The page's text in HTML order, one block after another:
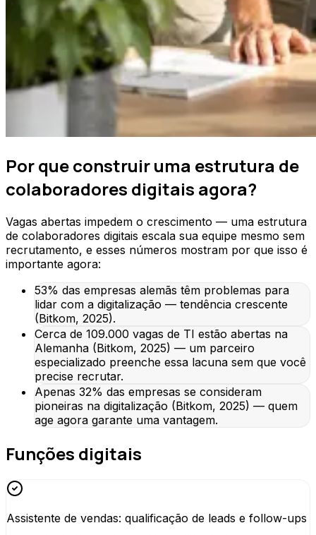
Por que construir uma estrutura de
colaboradores digitais agora?
Vagas abertas impedem o crescimento — uma estrutura
de colaboradores digitais escala sua equipe mesmo sem
recrutamento, e esses números mostram por que isso é
importante agora:
53% das empresas alemãs têm problemas para
lidar com a digitalização — tendência crescente
(Bitkom, 2025).
Cerca de 109.000 vagas de TI estão abertas na
Alemanha (Bitkom, 2025) — um parceiro
especializado preenche essa lacuna sem que você
precise recrutar.
Apenas 32% das empresas se consideram
pioneiras na digitalização (Bitkom, 2025) — quem
age agora garante uma vantagem.
Funções digitais
Assistente de vendas: qualificação de leads e follow-ups